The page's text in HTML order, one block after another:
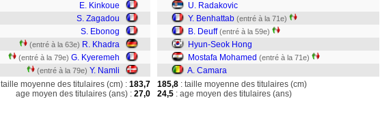
E. Kinkoue
S. Zagadou
S. Ebonog
(entré à la 63e) R. Khadra
(entré à la 79e) G. Kyeremeh
(entré à la 79e) Y. Namli
U. Radakovic
Y. Benhattab (entré à la 71e)
B. Deuff (entré à la 59e)
Hyun-Seok Hong
Mostafa Mohamed (entré à la 71e)
A. Camara
taille moyenne des titulaires (cm) : 183,7
age moyen des titulaires (ans) : 27,0
185,8 : taille moyenne des titulaires (cm)
24,5 : age moyen des titulaires (ans)